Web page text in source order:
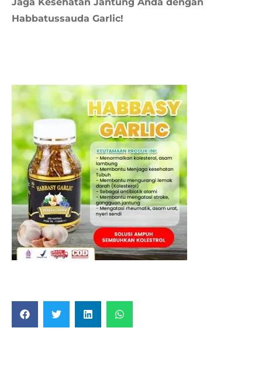
Jaga Kesehatan Jantung Anda dengan
Habbatussauda Garlic!